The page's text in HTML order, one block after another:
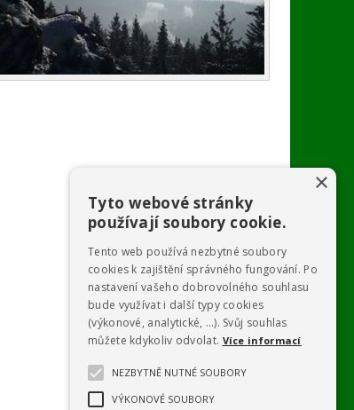
×
Tyto webové stránky
používají soubory cookie.
Tento web používá nezbytné soubory
cookies k zajištění správného fungování. Po
nastavení vašeho dobrovolného souhlasu
bude využívat i další typy cookies
(výkonové, analytické, …). Svůj souhlas
můžete kdykoliv odvolat. Více informací
NEZBYTNĚ NUTNÉ SOUBORY
VÝKONOVÉ SOUBORY